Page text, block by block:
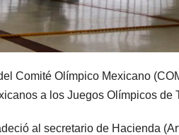
Comité Olímpico Mexicano
a los Juegos Olímpicos de
al secretario de Hacienda